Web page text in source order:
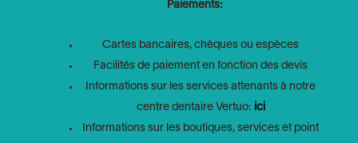
Paiements:
Cartes bancaires, chèques ou espèces
Facilités de paiement en fonction des devis
Informations sur les services attenants à notre
centre dentaire Vertuo: ici
Informations sur les boutiques, services et point